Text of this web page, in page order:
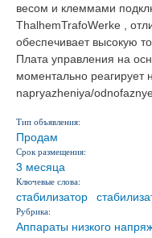
весом и клеммами
ThalhemTrafoWerke ,
обеспечивает высокую
Плата управления на
моментально
napryazheniya/
Тип объявления:
Продам
Срок размещения:
3 месяца
Ключевые слова:
стабилизатор
Рубрика:
Аппараты низкого